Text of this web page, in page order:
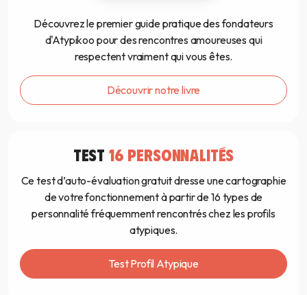
Découvrez le premier guide pratique des fondateurs
d'Atypikoo pour des rencontres amoureuses qui
respectent vraiment qui vous êtes.
Découvrir notre livre
TEST 16 PERSONNALITÉS
Ce test d’auto-évaluation gratuit dresse une cartographie
de votre fonctionnement à partir de 16 types de
personnalité fréquemment rencontrés chez les profils
atypiques.
Test Profil Atypique